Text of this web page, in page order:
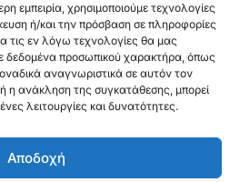
εμπειρία, χρησιμοποιούμε τεχνολογίες
ή/και την πρόσβαση σε πληροφορίες
τις εν λόγω τεχνολογίες θα μας
δεδομένα προσωπικού χαρακτήρα, όπως
αναγνωριστικά σε αυτόν τον
η ανάκληση της συγκατάθεσης, μπορεί
λειτουργίες και δυνατότητες.
Αποδοχή